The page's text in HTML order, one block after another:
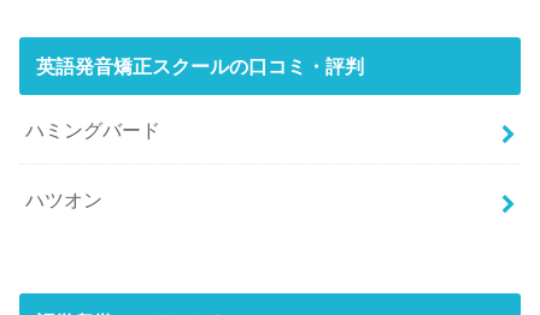
英語発音矯正スクールの口コミ・評判
ハミングバード
ハツオン